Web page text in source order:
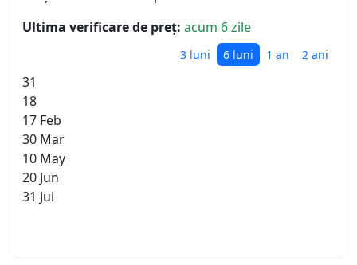
Ultima verificare de preț: acum 6 zile
3 luni 6 luni 1 an 2 ani
31
18
17 Feb
30 Mar
10 May
20 Jun
31 Jul